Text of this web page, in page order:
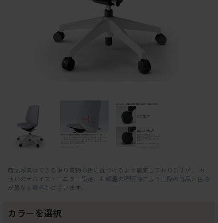
商品写真はできる限り実物の色に近づけるよう徹底しておりますが、 お
使いのデバイス・モニター設定、お部屋の照明等により実際の商品と色味
が異なる場合がございます。
カラーを選択